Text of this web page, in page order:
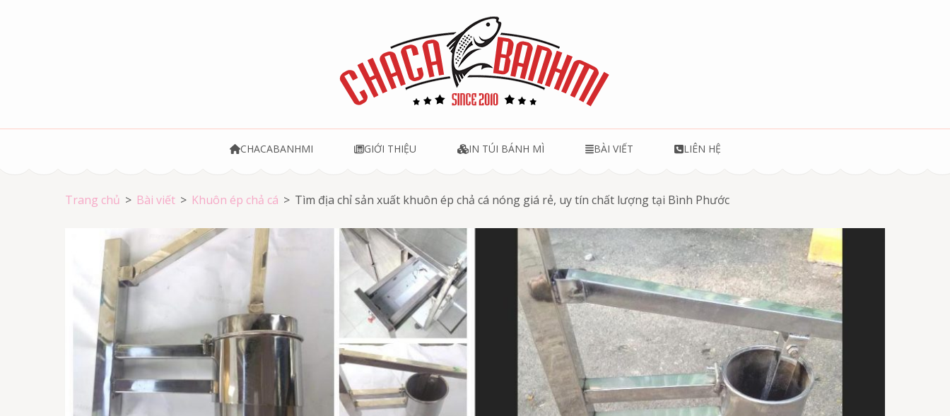
(ấn
Chả cá Vũng Tàu
CHACABANHMI GIỚI THIỆU IN TÚI BÁNH MÌ BÀI VIẾT LIÊN HỆ
Trang chủ > Bài viết > Khuôn ép chả cá > Tìm địa chỉ sản xuất khuôn ép chả cá nóng giá rẻ, uy tín chất lượng tại Bình Phước